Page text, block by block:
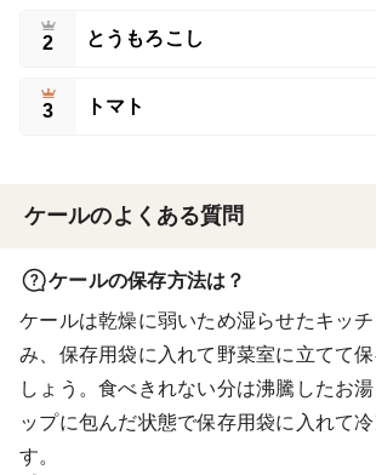
2 とうもろこし
3 トマト
ケールのよくある質問
ケールの保存方法は？
ケールは乾燥に弱いため湿らせたキッ
み、保存用袋に入れて野菜室に立てて
しょう。食べきれない分は沸騰したお
ップに包んだ状態で保存用袋に入れて
す。